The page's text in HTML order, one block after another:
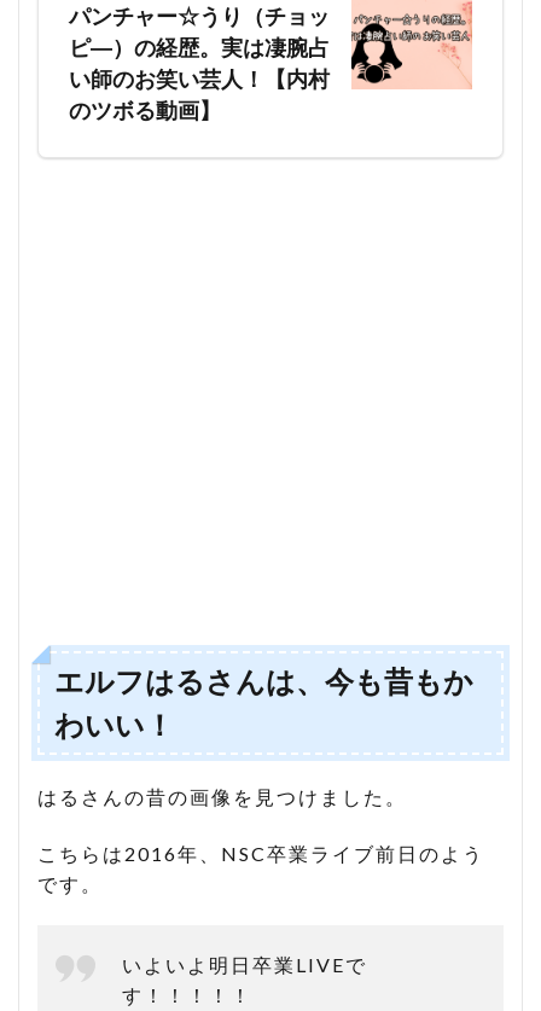
パンチャー☆うり（チョッ
ピ―）の経歴。実は凄腕占
い師のお笑い芸人！【内村
のツボる動画】
エルフはるさんは、今も昔もか
わいい！
はるさんの昔の画像を見つけました。
こちらは2016年、NSC卒業ライブ前日のよう
です。
いよいよ明日卒業LIVEで
す！！！！！